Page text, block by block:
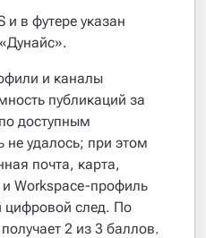
и в футере указан
и каналы
публикаций за
доступным
не удалось; при этом
почта, карта,
Workspace-профиль
цифровой след. По
2 из 3 баллов.